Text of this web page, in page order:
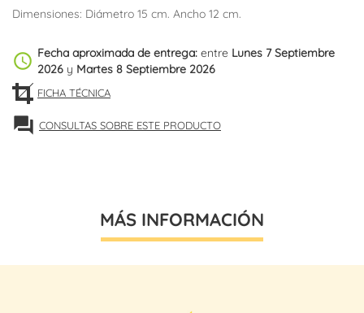
Dimensiones: Diámetro 15 cm. Ancho 12 cm.
schedule Fecha aproximada de entrega: entre Lunes 7 Septiembre
2026 y Martes 8 Septiembre 2026
FICHA TÉCNICA
forum CONSULTAS SOBRE ESTE PRODUCTO
MÁS INFORMACIÓN